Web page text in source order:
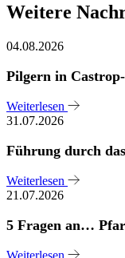
Weitere
04.08.2026
Pilgern in
Weiterlesen
31.07.2026
Führung durch
Weiterlesen
21.07.2026
5 Fragen an…
Weiterlesen